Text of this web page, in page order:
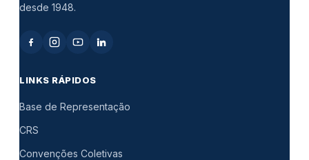
desde 1948.
LINKS RÁPIDOS
Base de Representação
CRS
Convenções Coletivas